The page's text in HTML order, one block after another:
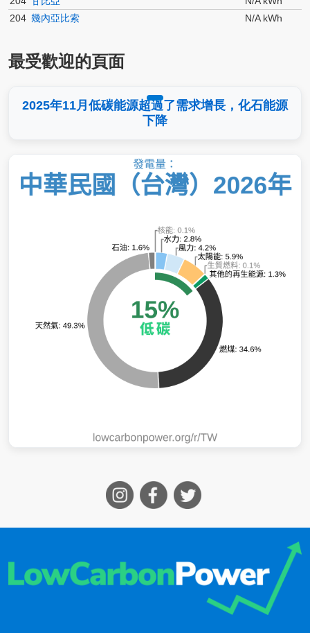
204 幾內亞比索 N/A kWh
最受歡迎的頁面
2025年11月低碳能源超過了需求增長，化石能源
下降